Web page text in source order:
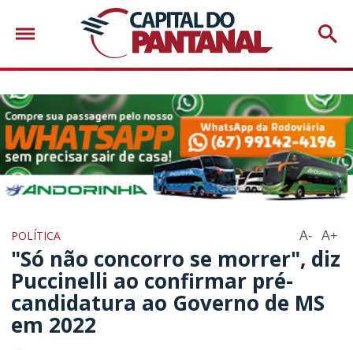
POLÍTICA A- A+
"Só não concorro se morrer", diz
Puccinelli ao confirmar pré-
candidatura ao Governo de MS
em 2022